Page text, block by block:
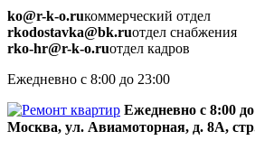
ko@r-k-o.ruкоммерческий отдел
rkodostavka@bk.ruотдел снабжения
rko-hr@r-k-o.ruотдел кадров
Ежедневно с 8:00 до 23:00
Ежедневно с 8:00
Москва, ул. Авиамоторная, д. 8А,